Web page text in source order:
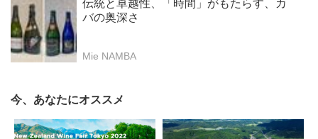
伝統と卓越性、「時間」がもたらす、カ
バの奥深さ
Mie NAMBA
今、あなたにオススメ